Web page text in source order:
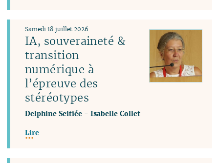
IA, souveraineté &
transition
numérique à
l’épreuve des
stéréotypes
Samedi 18 juillet 2026
Delphine Seitiée -Isabelle Collet
Lire